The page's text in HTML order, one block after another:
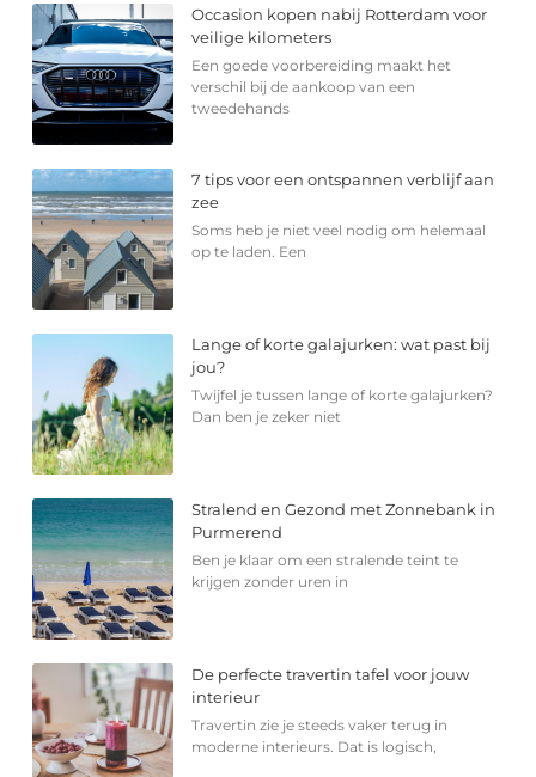
Occasion kopen nabij Rotterdam voor
veilige kilometers
Een goede voorbereiding maakt het
verschil bij de aankoop van een
tweedehands
7 tips voor een ontspannen verblijf aan
zee
Soms heb je niet veel nodig om helemaal
op te laden. Een
Lange of korte galajurken: wat past bij
jou?
Twijfel je tussen lange of korte galajurken?
Dan ben je zeker niet
Stralend en Gezond met Zonnebank in
Purmerend
Ben je klaar om een stralende teint te
krijgen zonder uren in
De perfecte travertin tafel voor jouw
interieur
Travertin zie je steeds vaker terug in
moderne interieurs. Dat is logisch,